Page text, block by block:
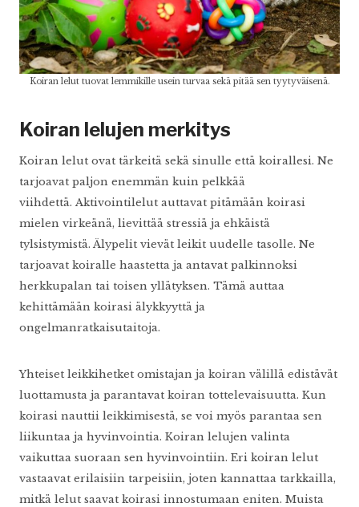
Koiran lelut tuovat lemmikille usein turvaa sekä pitää sen tyytyväisenä.
Koiran lelujen merkitys
Koiran lelut ovat tärkeitä sekä sinulle että koirallesi. Ne
tarjoavat paljon enemmän kuin pelkkää
viihdettä. Aktivointilelut auttavat pitämään koirasi
mielen virkeänä, lievittää stressiä ja ehkäistä
tylsistymistä. Älypelit vievät leikit uudelle tasolle. Ne
tarjoavat koiralle haastetta ja antavat palkinnoksi
herkkupalan tai toisen yllätyksen. Tämä auttaa
kehittämään koirasi älykkyyttä ja
ongelmanratkaisutaitoja.
Yhteiset leikkihetket omistajan ja koiran välillä edistävät
luottamusta ja parantavat koiran tottelevaisuutta. Kun
koirasi nauttii leikkimisestä, se voi myös parantaa sen
liikuntaa ja hyvinvointia. Koiran lelujen valinta
vaikuttaa suoraan sen hyvinvointiin. Eri koiran lelut
vastaavat erilaisiin tarpeisiin, joten kannattaa tarkkailla,
mitkä lelut saavat koirasi innostumaan eniten. Muista